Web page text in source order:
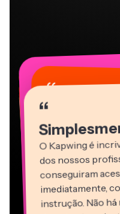
“
O Kapwing é
dos nossos
conseguiram
imediatamente,
instrução. Não
“
“
“
“
“
“
“